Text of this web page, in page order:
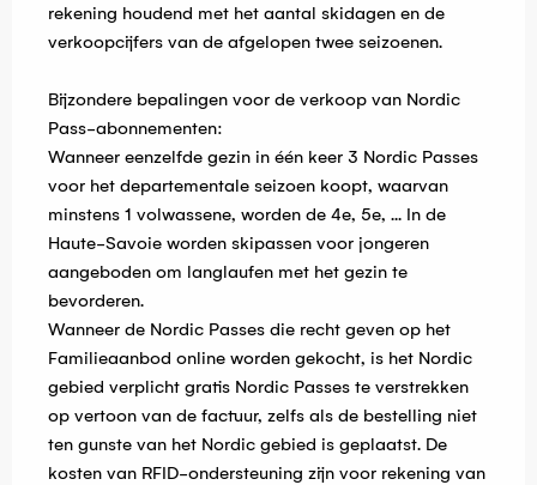
rekening houdend met het aantal skidagen en de
verkoopcijfers van de afgelopen twee seizoenen.
Bijzondere bepalingen voor de verkoop van Nordic
Pass-abonnementen:
Wanneer eenzelfde gezin in één keer 3 Nordic Passes
voor het departementale seizoen koopt, waarvan
minstens 1 volwassene, worden de 4e, 5e, ... In de
Haute-Savoie worden skipassen voor jongeren
aangeboden om langlaufen met het gezin te
bevorderen.
Wanneer de Nordic Passes die recht geven op het
Familieaanbod online worden gekocht, is het Nordic
gebied verplicht gratis Nordic Passes te verstrekken
op vertoon van de factuur, zelfs als de bestelling niet
ten gunste van het Nordic gebied is geplaatst. De
kosten van RFID-ondersteuning zijn voor rekening van